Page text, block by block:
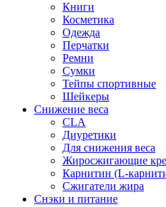
Книги
Косметика
Одежда
Перчатки
Ремни
Сумки
Тейпы спортивные
Шейкеры
Снижение веса
CLA
Диуретики
Для снижения веса
Жиросжигающие
Карнитин (L-
Сжигатели жира
Снэки и питание